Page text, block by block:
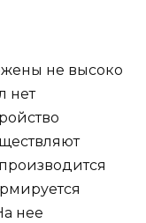
не высоко
нет
нее